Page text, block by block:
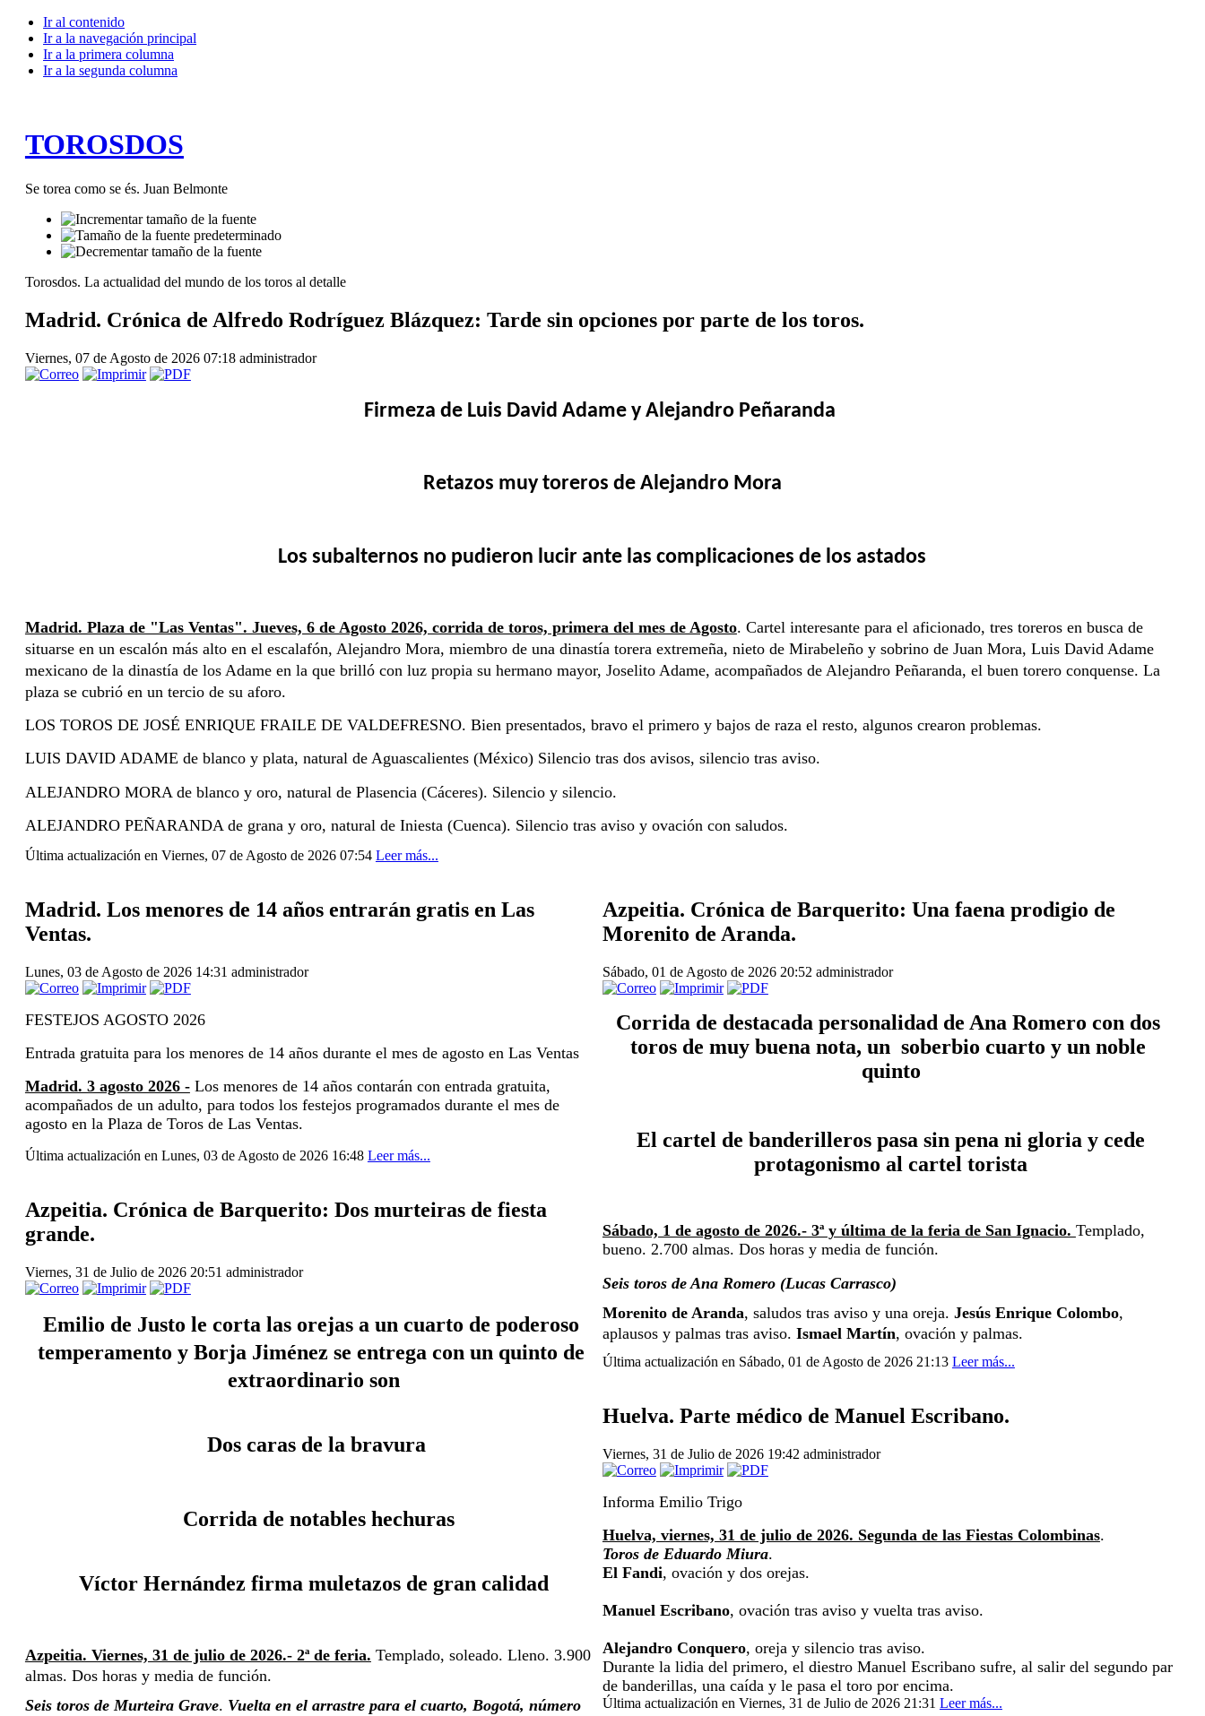
Ir al contenido
Ir a la navegación principal
Ir a la primera columna
Ir a la segunda columna
TOROSDOS
Se torea como se és. Juan Belmonte
Torosdos. La actualidad del mundo de los toros al detalle
Madrid. Crónica de Alfredo Rodríguez Blázquez: Tarde sin opciones por parte de los toros.
Viernes, 07 de Agosto de 2026 07:18 administrador
Firmeza de Luis David Adame y Alejandro Peñaranda
Retazos muy toreros de Alejandro Mora
Los subalternos no pudieron lucir ante las complicaciones de los astados
Madrid. Plaza de "Las Ventas". Jueves, 6 de Agosto 2026, corrida de toros, primera del mes de Agosto. Cartel interesante para el aficionado, tres toreros en busca de
situarse en un escalón más alto en el escalafón, Alejandro Mora, miembro de una dinastía torera extremeña, nieto de Mirabeleño y sobrino de Juan Mora, Luis David Adame
mexicano de la dinastía de los Adame en la que brilló con luz propia su hermano mayor, Joselito Adame, acompañados de Alejandro Peñaranda, el buen torero conquense. La
plaza se cubrió en un tercio de su aforo.
LOS TOROS DE JOSÉ ENRIQUE FRAILE DE VALDEFRESNO. Bien presentados, bravo el primero y bajos de raza el resto, algunos crearon problemas.
LUIS DAVID ADAME de blanco y plata, natural de Aguascalientes (México) Silencio tras dos avisos, silencio tras aviso.
ALEJANDRO MORA de blanco y oro, natural de Plasencia (Cáceres). Silencio y silencio.
ALEJANDRO PEÑARANDA de grana y oro, natural de Iniesta (Cuenca). Silencio tras aviso y ovación con saludos.
Última actualización en Viernes, 07 de Agosto de 2026 07:54 Leer más...
Madrid. Los menores de 14 años entrarán gratis en Las
Ventas.
Lunes, 03 de Agosto de 2026 14:31 administrador
FESTEJOS AGOSTO 2026
Entrada gratuita para los menores de 14 años durante el mes de agosto en Las Ventas
Madrid. 3 agosto 2026 -Los menores de 14 años contarán con entrada gratuita,
acompañados de un adulto, para todos los festejos programados durante el mes de
agosto en la Plaza de Toros de Las Ventas.
Última actualización en Lunes, 03 de Agosto de 2026 16:48 Leer más...
Azpeitia. Crónica de Barquerito: Dos murteiras de fiesta
grande.
Viernes, 31 de Julio de 2026 20:51 administrador
Emilio de Justo le corta las orejas a un cuarto de poderoso
temperamento y Borja Jiménez se entrega con un quinto de
extraordinario son
Dos caras de la bravura
Corrida de notables hechuras
Víctor Hernández firma muletazos de gran calidad
Azpeitia. Viernes, 31 de julio de 2026.- 2ª de feria. Templado, soleado. Lleno. 3.900
almas. Dos horas y media de función.
Seis toros de Murteira Grave. Vuelta en el arrastre para el cuarto, Bogotá, número
Azpeitia. Crónica de Barquerito: Una faena prodigio de
Morenito de Aranda.
Sábado, 01 de Agosto de 2026 20:52 administrador
Corrida de destacada personalidad de Ana Romero con dos
toros de muy buena nota, un  soberbio cuarto y un noble
quinto
El cartel de banderilleros pasa sin pena ni gloria y cede
protagonismo al cartel torista
Sábado, 1 de agosto de 2026.- 3ª y última de la feria de San Ignacio. Templado,
bueno. 2.700 almas. Dos horas y media de función.
Seis toros de Ana Romero (Lucas Carrasco)
Morenito de Aranda, saludos tras aviso y una oreja. Jesús Enrique Colombo,
aplausos y palmas tras aviso. Ismael Martín, ovación y palmas.
Última actualización en Sábado, 01 de Agosto de 2026 21:13 Leer más...
Huelva. Parte médico de Manuel Escribano.
Viernes, 31 de Julio de 2026 19:42 administrador
Informa Emilio Trigo
Huelva, viernes, 31 de julio de 2026. Segunda de las Fiestas Colombinas.
Toros de Eduardo Miura.
El Fandi, ovación y dos orejas.
Manuel Escribano, ovación tras aviso y vuelta tras aviso.
Alejandro Conquero, oreja y silencio tras aviso.
Durante la lidia del primero, el diestro Manuel Escribano sufre, al salir del segundo par
de banderillas, una caída y le pasa el toro por encima.
Última actualización en Viernes, 31 de Julio de 2026 21:31 Leer más...